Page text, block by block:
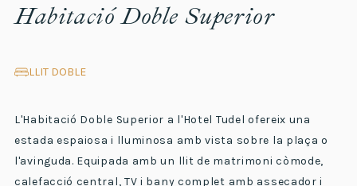
Habitació Doble Superior
LLIT DOBLE
L'Habitació Doble Superior a l'Hotel Tudel ofereix una
estada espaiosa i lluminosa amb vista sobre la plaça o
l'avinguda. Equipada amb un llit de matrimoni còmode,
calefacció central, TV i bany complet amb assecador i